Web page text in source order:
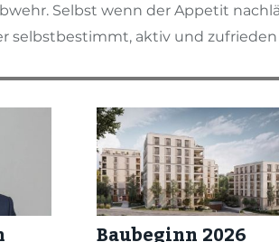
Selbst wenn der Appetit
selbstbestimmt, aktiv und
Baubeginn 2026